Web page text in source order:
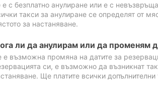
е с безплатно анулиране или е с
такси за анулиране се определят от
за настаняване.
ли да анулирам или да променям
е възможна промяна на датите за
си, е възможно да възникнат
Ще платите всички